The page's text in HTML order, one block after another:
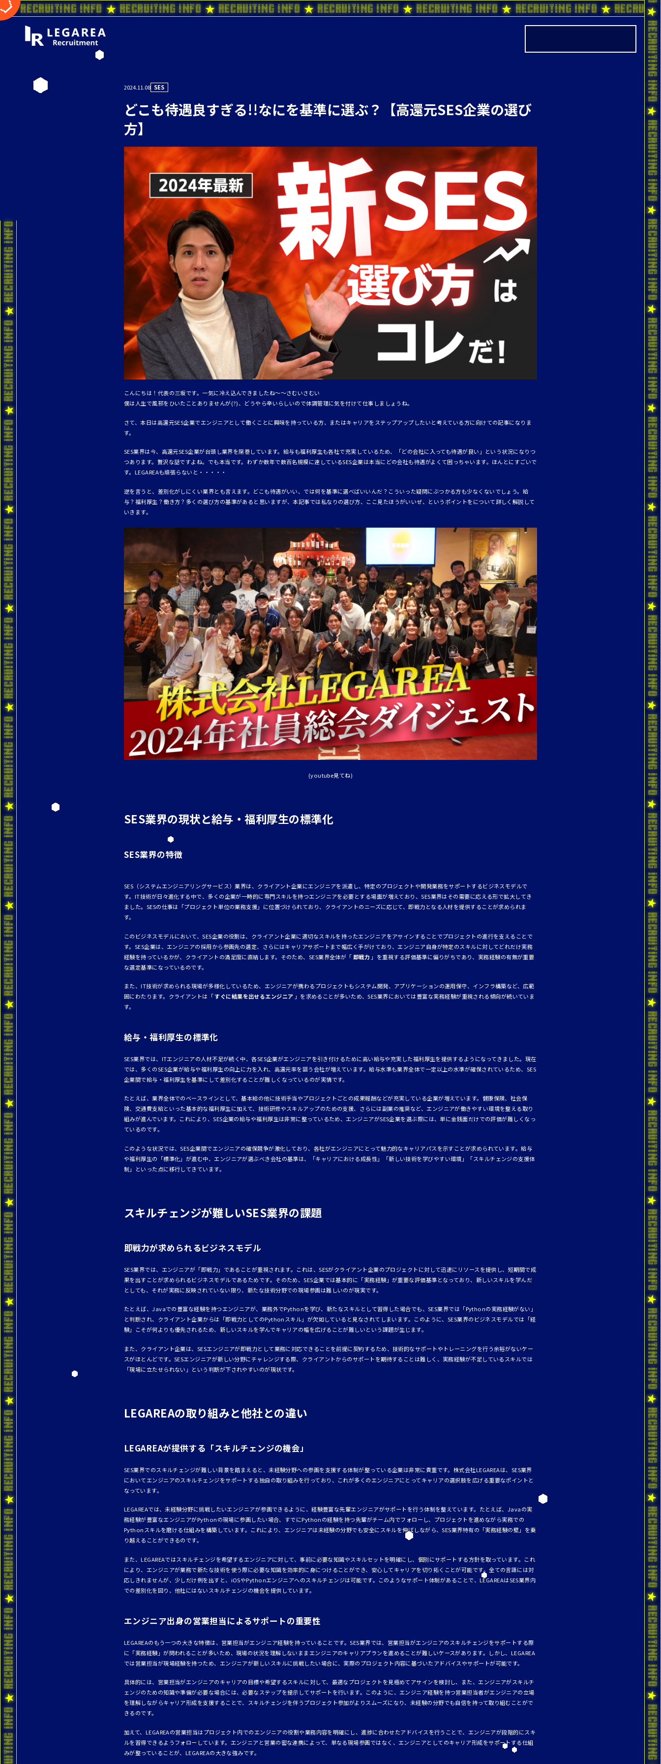
2024.11.08 SES
どこも待遇良すぎる!!なにを基準に選ぶ？【高還元SES企業の選び
方】
こんにちは！代表の三坂です。一気に冷え込んできましたね～～さむいさむい
僕は人生で風邪をひいたことありませんが(?)、どうやら辛いらしいので体調管理に気を付けて仕事しましょうね。
さて、本日は高還元SES企業でエンジニアとして働くことに興味を持っている方、またはキャリアをステップアップしたいと考えている方に向けての記事になりま
す。
SES業界は今、高還元SES企業が台頭し業界を席巻しています。給与も福利厚生も各社で充実しているため、「どの会社に入っても待遇が良い」という状況になりつ
つあります。贅沢な話ですよね。でも本当です。わずか数年で数百名規模に達しているSES企業は本当にどの会社も待遇がよくて困っちゃいます。ほんとにすごいで
す。LEGAREAも頑張らないと・・・・・
逆を言うと、差別化がしにくい業界とも言えます。どこも待遇がいい、では何を基準に選べばいいんだ？こういった疑問にぶつかる方も少なくないでしょう。給
与？福利厚生？働き方？多くの選び方の基準があると思いますが、本記事では私なりの選び方、ここ見たほうがいいぜ、というポイントをについて詳しく解説して
いきます。
(youtube見てね)
SES業界の現状と給与・福利厚生の標準化
SES業界の特徴
SES（システムエンジニアリングサービス）業界は、クライアント企業にエンジニアを派遣し、特定のプロジェクトや開発業務をサポートするビジネスモデルで
す。IT技術が日々進化する中で、多くの企業が一時的に専門スキルを持つエンジニアを必要とする場面が増えており、SES業界はその需要に応える形で拡大してき
ました。SESの仕事は「プロジェクト単位の業務支援」に位置づけられており、クライアントのニーズに応じて、即戦力となる人材を提供することが求められま
す。
このビジネスモデルにおいて、SES企業の役割は、クライアント企業に適切なスキルを持ったエンジニアをアサインすることでプロジェクトの進行を支えることで
す。SES企業は、エンジニアの採用から参画先の選定、さらにはキャリアサポートまで幅広く手がけており、エンジニア自身が特定のスキルに対してどれだけ実務
経験を持っているかが、クライアントの満足度に直結します。そのため、SES業界全体が「 即戦力 」を重視する評価基準に偏りがちであり、実務経験の有無が重要
な選定基準になっているのです。
また、IT技術が求められる現場が多様化しているため、エンジニアが携わるプロジェクトもシステム開発、アプリケーションの運用保守、インフラ構築など、広範
囲にわたります。クライアントは「すぐに結果を出せるエンジニア 」を求めることが多いため、SES業界においては豊富な実務経験が重視される傾向が続いていま
す。
給与・福利厚生の標準化
SES業界では、ITエンジニアの人材不足が続く中、各SES企業がエンジニアを引き付けるために高い給与や充実した福利厚生を提供するようになってきました。現在
では、多くのSES企業が給与や福利厚生の向上に力を入れ、高還元率を謳う会社が増えています。給与水準も業界全体で一定以上の水準が確保されているため、SES
企業間で給与・福利厚生を基準にして差別化することが難しくなっているのが実情です。
たとえば、業界全体でのベースラインとして、基本給の他に技術手当やプロジェクトごとの成果報酬などが充実している企業が増えています。健康保険、社会保
険、交通費支給といった基本的な福利厚生に加えて、技術研修やスキルアップのための支援、さらには副業の推奨など、エンジニアが働きやすい環境を整える取り
組みが進んでいます。これにより、SES企業の給与や福利厚生は非常に整っているため、エンジニアがSES企業を選ぶ際には、単に金銭面だけでの評価が難しくなっ
ているのです。
このような状況では、SES企業間でエンジニアの確保競争が激化しており、各社がエンジニアにとって魅力的なキャリアパスを示すことが求められています。給与
や福利厚生の「標準化」が進む中、エンジニアが選ぶべき会社の基準は、「キャリアにおける成長性」「新しい技術を学びやすい環境」「スキルチェンジの支援体
制」といった点に移行してきています。
スキルチェンジが難しいSES業界の課題
即戦力が求められるビジネスモデル
SES業界では、エンジニアが「即戦力」であることが重視されます。これは、SESがクライアント企業のプロジェクトに対して迅速にリソースを提供し、短期間で成
果を出すことが求められるビジネスモデルであるためです。そのため、SES企業では基本的に「実務経験」が重要な評価基準となっており、新しいスキルを学んだ
としても、それが実務に反映されていない限り、新たな技術分野での現場参画は難しいのが現実です。
たとえば、Javaでの豊富な経験を持つエンジニアが、業務外でPythonを学び、新たなスキルとして習得した場合でも、SES業界では「Pythonの実務経験がない」
と判断され、クライアント企業からは「即戦力としてのPythonスキル」が欠如していると見なされてしまいます。このように、SES業界のビジネスモデルでは「経
験」こそが何よりも優先されるため、新しいスキルを学んでキャリアの幅を広げることが難しいという課題が生じます。
また、クライアント企業は、SESエンジニアが即戦力として業務に対応できることを前提に契約するため、技術的なサポートやトレーニングを行う余裕がないケー
スがほとんどです。SESエンジニアが新しい分野にチャレンジする際、クライアントからのサポートを期待することは難しく、実務経験が不足しているスキルでは
「現場に立たせられない」という判断が下されやすいのが現状です。
LEGAREAの取り組みと他社との違い
LEGAREAが提供する「スキルチェンジの機会」
SES業界でのスキルチェンジが難しい背景を踏まえると、未経験分野への参画を支援する体制が整っている企業は非常に貴重です。株式会社LEGAREAは、SES業界
においてエンジニアのスキルチェンジをサポートする独自の取り組みを行っており、これが多くのエンジニアにとってキャリアの選択肢を広げる重要なポイントと
なっています。
LEGAREAでは、未経験分野に挑戦したいエンジニアが参画できるように、経験豊富な先輩エンジニアがサポートを行う体制を整えています。たとえば、Javaの実
務経験が豊富なエンジニアがPythonの現場に参画したい場合、すでにPythonの経験を持つ先輩がチーム内でフォローし、プロジェクトを進めながら実務での
Pythonスキルを磨ける仕組みを構築しています。これにより、エンジニアは未経験の分野でも安全にスキルを伸ばしながら、SES業界特有の「実務経験の壁」を乗
り越えることができるのです。
また、LEGAREAではスキルチェンジを希望するエンジニアに対して、事前に必要な知識やスキルセットを明確にし、個別にサポートする方針を取っています。これ
により、エンジニアが業務で新たな技術を使う際に必要な知識を効率的に身につけることができ、安心してキャリアを切り拓くことが可能です。全ての言語には対
応しきれませんが、少しだけ例を出すと、iOSやPythonエンジニアへのスキルチェンジは可能です。このようなサポート体制があることで、LEGAREAはSES業界内
での差別化を図り、他社にはないスキルチェンジの機会を提供しています。
エンジニア出身の営業担当によるサポートの重要性
LEGAREAのもう一つの大きな特徴は、営業担当がエンジニア経験を持っていることです。SES業界では、営業担当がエンジニアのスキルチェンジをサポートする際
に「実務経験」が問われることが多いため、現場の状況を理解しないままエンジニアのキャリアプランを進めることが難しいケースがあります。しかし、LEGAREA
では営業担当が現場経験を持つため、エンジニアが新しいスキルに挑戦したい場合に、実際のプロジェクト内容に基づいたアドバイスやサポートが可能です。
具体的には、営業担当がエンジニアのキャリアの目標や希望するスキルに対して、最適なプロジェクトを見極めてアサインを検討し、また、エンジニアがスキルチ
ェンジのための知識や準備が必要な場合には、必要なステップを提示してサポートを行います。このように、エンジニア経験を持つ営業担当者がエンジニアの立場
を理解しながらキャリア形成を支援することで、スキルチェンジを伴うプロジェクト参加がよりスムーズになり、未経験の分野でも自信を持って取り組むことがで
きるのです。
加えて、LEGAREAの営業担当はプロジェクト内でのエンジニアの役割や業務内容を明確にし、進捗に合わせたアドバイスを行うことで、エンジニアが段階的にスキ
ルを習得できるようフォローしています。エンジニアと営業の密な連携によって、単なる現場参画ではなく、エンジニアとしてのキャリア形成をサポートする仕組
みが整っていることが、LEGAREAの大きな強みです。
Info ★ Recruiting Info ★ Recruiting Info ★ Recruiting Info ★ Recruiting Info ★ Recruiting Info ★